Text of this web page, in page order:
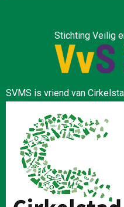
Stichting Veilig
SVMS is vriend van